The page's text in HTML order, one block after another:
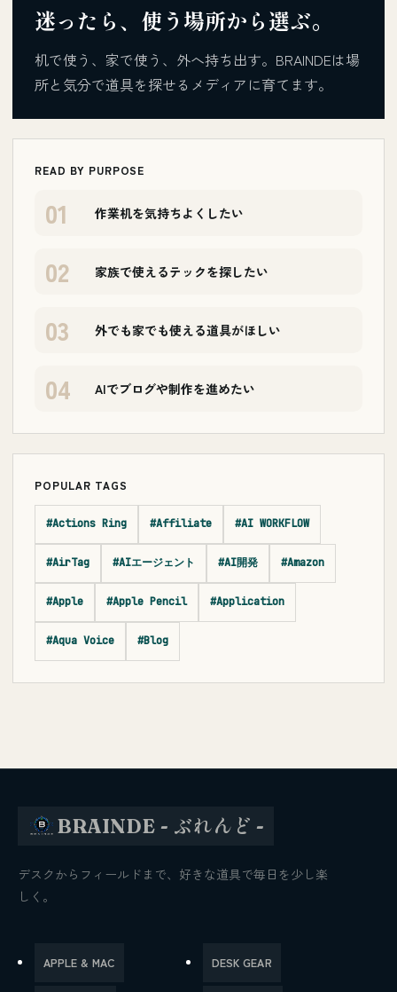
迷ったら、使う場所から選ぶ。
机で使う、家で使う、外へ持ち出す。BRAINDEは場
所と気分で道具を探せるメディアに育てます。
READ BY PURPOSE
01 作業机を気持ちよくしたい
02 家族で使えるテックを探したい
03 外でも家でも使える道具がほしい
04 AIでブログや制作を進めたい
POPULAR TAGS
#Actions Ring #Affiliate #AI WORKFLOW
#AirTag #AIエージェント #AI開発 #Amazon
#Apple #Apple Pencil #Application
#Aqua Voice #Blog
BRAINDE - ぶれんど -
デスクからフィールドまで、好きな道具で毎日を少し楽
しく。
APPLE & MAC DESK GEAR